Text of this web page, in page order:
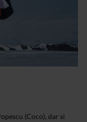
(Coco), dar si